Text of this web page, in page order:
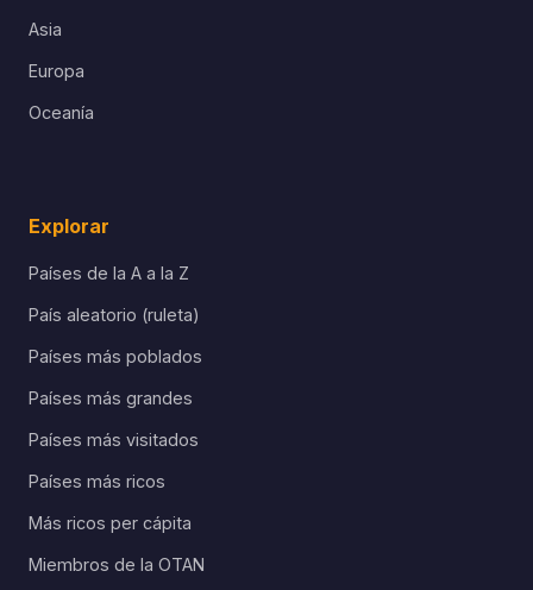
Asia
Europa
Oceanía
Explorar
Países de la A a la Z
País aleatorio (ruleta)
Países más poblados
Países más grandes
Países más visitados
Países más ricos
Más ricos per cápita
Miembros de la OTAN